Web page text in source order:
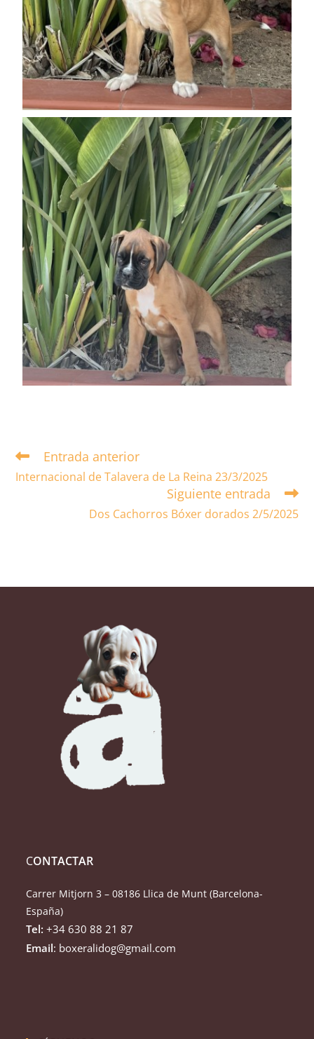
Entrada anterior
Internacional de Talavera de La Reina 23/3/2025
Siguiente entrada
Dos Cachorros Bóxer dorados 2/5/2025
CONTACTAR
Carrer Mitjorn 3 – 08186 Llica de Munt (Barcelona-
España)
Tel: +34 630 88 21 87
Email: boxeralidog@gmail.com